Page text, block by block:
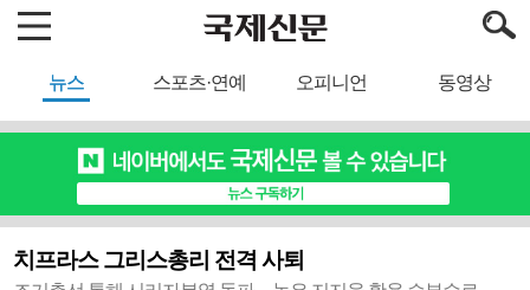
뉴스 스포츠·연예 오피니언 동영상
치프라스 그리스총리 전격 사퇴